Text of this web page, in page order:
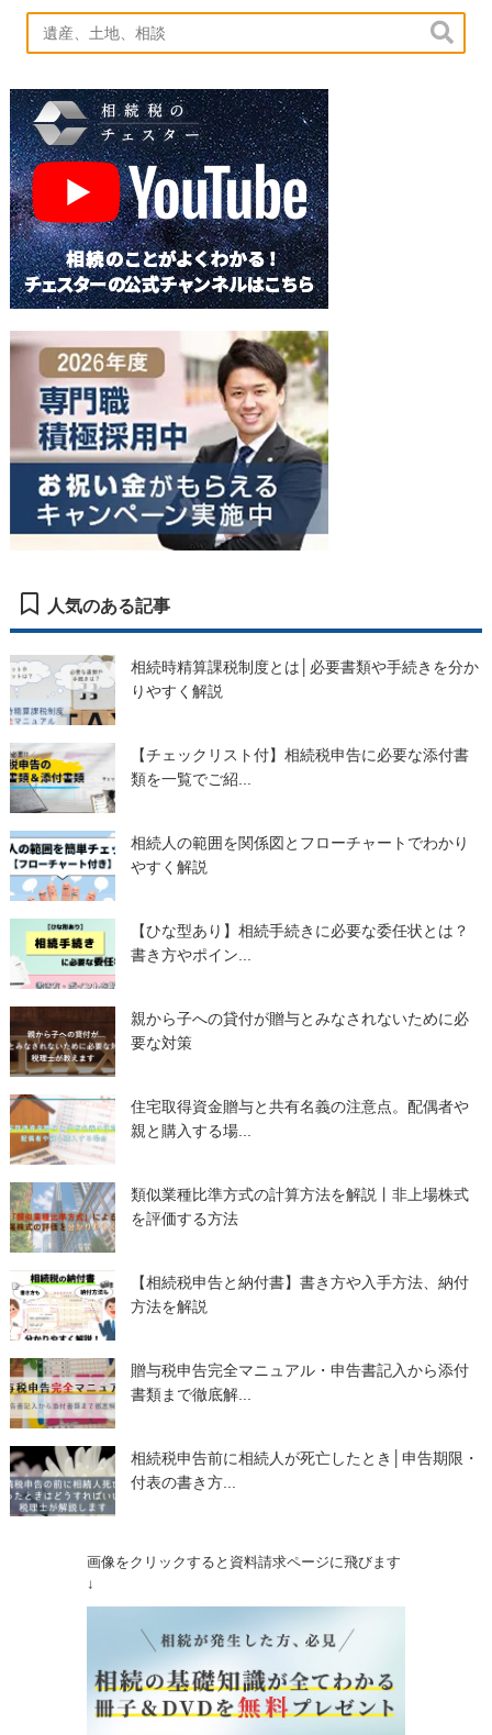

人気のある記事
相続時精算課税制度とは│必要書類や手続きを分か
りやすく解説
【チェックリスト付】相続税申告に必要な添付書
類を一覧でご紹...
相続人の範囲を関係図とフローチャートでわかり
やすく解説
【ひな型あり】相続手続きに必要な委任状とは？
書き方やポイン...
親から子への貸付が贈与とみなされないために必
要な対策
住宅取得資金贈与と共有名義の注意点。配偶者や
親と購入する場...
類似業種比準方式の計算方法を解説丨非上場株式
を評価する方法
【相続税申告と納付書】書き方や入手方法、納付
方法を解説
贈与税申告完全マニュアル・申告書記入から添付
書類まで徹底解...
相続税申告前に相続人が死亡したとき│申告期限・
付表の書き方...
画像をクリックすると資料請求ページに飛びます
↓